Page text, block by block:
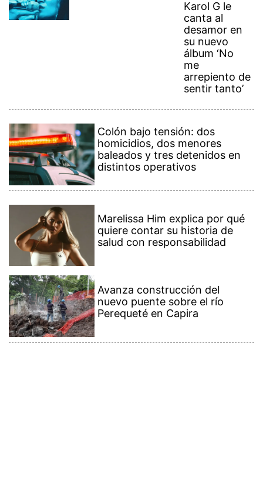
Karol G le
canta al
desamor en
su nuevo
álbum ‘No
me
arrepiento de
sentir tanto’
Colón bajo tensión: dos
homicidios, dos menores
baleados y tres detenidos en
distintos operativos
Marelissa Him explica por qué
quiere contar su historia de
salud con responsabilidad
Avanza construcción del
nuevo puente sobre el río
Perequeté en Capira